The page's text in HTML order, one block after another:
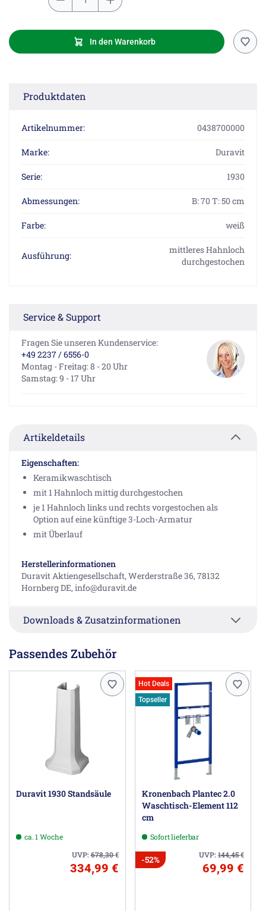
In den Warenkorb
Produktdaten
Artikelnummer: 0438700000
Marke: Duravit
Serie: 1930
Abmessungen: B: 70 T: 50 cm
Farbe: weiß
Ausführung:
mittleres Hahnloch
durchgestochen
Service & Support
Fragen Sie unseren Kundenservice:
+49 2237 / 6556-0
Montag - Freitag: 8 - 20 Uhr
Samstag: 9 - 17 Uhr
Artikeldetails
Eigenschaften:
Keramikwaschtisch
mit 1 Hahnloch mittig durchgestochen
je 1 Hahnloch links und rechts vorgestochen als
Option auf eine künftige 3-Loch-Armatur
mit Überlauf
Herstellerinformationen
Duravit Aktiengesellschaft, Werderstraße 36, 78132
Hornberg DE, info@duravit.de
Downloads & Zusatzinformationen
Passendes Zubehör
Duravit 1930 Standsäule
ca. 1 Woche
UVP:678,30€
334,99 €
Hot Deals
Topseller
Kronenbach Plantec 2.0
Waschtisch-Element 112
cm
Sofort lieferbar
UVP:144,45€
-52%
69,99 €